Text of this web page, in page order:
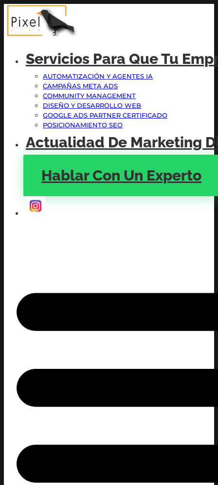
Servicios Para Que Tu
AUTOMATIZACIÓN Y AGENTES IA
CAMPAÑAS META ADS
COMMUNITY MANAGEMENT
DISEÑO Y DESARROLLO WEB
GOOGLE ADS PARTNER CERTIFICADO
POSICIONAMIENTO SEO
Actualidad De Marketing
Hablar Con Un Experto